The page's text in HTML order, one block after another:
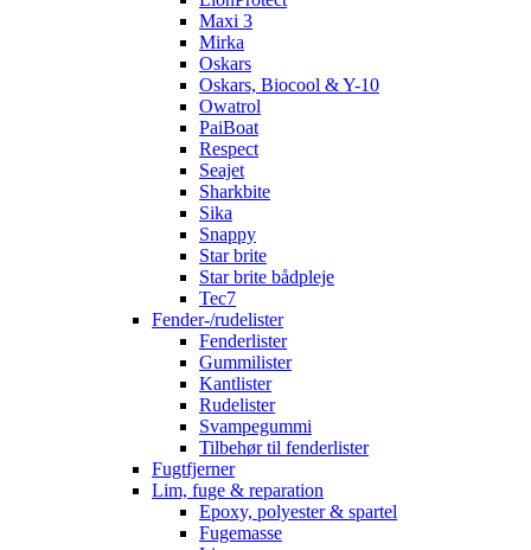
Maxi 3
Mirka
Oskars
Oskars, Biocool & Y-10
Owatrol
PaiBoat
Respect
Seajet
Sharkbite
Sika
Snappy
Star brite
Star brite bådpleje
Tec7
Fender-/rudelister
Fenderlister
Gummilister
Kantlister
Rudelister
Svampegummi
Tilbehør til fenderlister
Fugtfjerner
Lim, fuge & reparation
Epoxy, polyester & spartel
Fugemasse